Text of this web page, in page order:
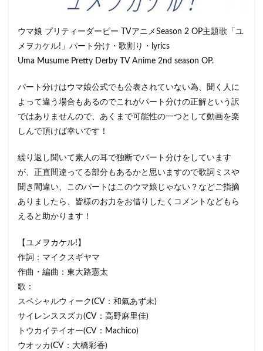
ウマ娘 プリティーダービー TVアニメSeason 2 OP主題歌「ユ
メヲカケル!」パート分け・歌割り・lyrics
Uma Musume Pretty Derby TV Anime 2nd season OP.
パート分けはウマ娘公式でも公表されていない為、聞く人に
よって違う場合もあるのでこれがパート分けの正解という訳
ではありませんので、あくまで可能性の一つとして動画を楽
しんで頂けば幸いです！
繰り返し聞いて素人の耳で独断でパート分けをしています
が、正直間違ってる部分もあるかと思いますので歌詞ミスや
聞き間違い、このパートはこのウマ娘じゃない？などご指摘
ありましたら、皆様のお力をお借りしたくコメントなどもら
えると助かります！
【ユメヲカケル!】
作詞：マイクスギヤマ
作曲・編曲：東大路憲太
歌：
スペシャルウィーク(CV：和氣あず未)
サイレンススズカ(CV：高野麻里佳)
トウカイテイオー(CV：Machico)
ウオッカ(CV：大橋彩香)